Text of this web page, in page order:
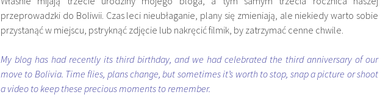
przeprowadzki do Boliwii. Czas leci nieubłaganie, plany się zmieniają, ale niekiedy warto sobie
przystanąć w miejscu, pstryknąć zdjęcie lub nakręcić filmik, by zatrzymać cenne chwile.
My blog has had recently its third birthday, and we had celebrated the third anniversary of our
move to Bolivia. Time flies, plans change, but sometimes it’s worth to stop, snap a picture or shoot
a video to keep these precious moments to remember.